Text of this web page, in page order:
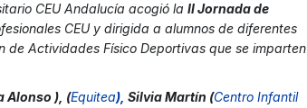
CEU Andalucía acogió la II Jornada de
CEU y dirigida a alumnos de diferentes
de Actividades Físico Deportivas que se imparten
Alonso ), (Equitea), Silvia Martín (Centro Infantil